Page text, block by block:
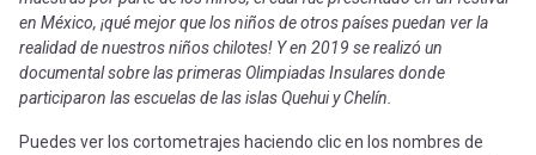
en México, ¡qué mejor que los niños de otros países puedan ver la
realidad de nuestros niños chilotes! Y en 2019 se realizó un
documental sobre las primeras Olimpiadas Insulares donde
participaron las escuelas de las islas Quehui y Chelín.
Puedes ver los cortometrajes haciendo clic en los nombres de